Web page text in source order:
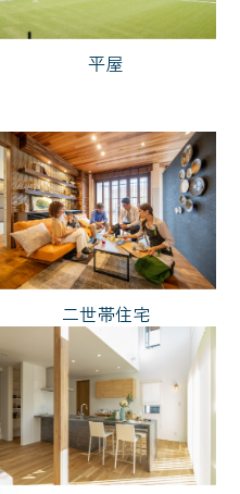
平屋
二世帯住宅
トリビング
チン
自然素材
モダン
輸入風
ル